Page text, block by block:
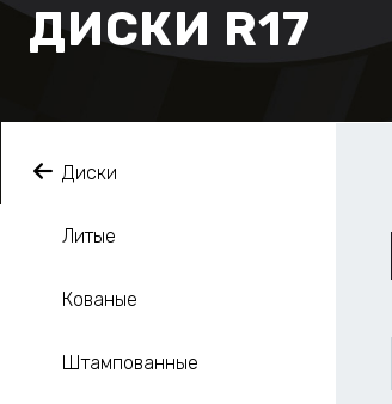
ДИСКИ R17
Диски
Литые
Кованые
Штампованные